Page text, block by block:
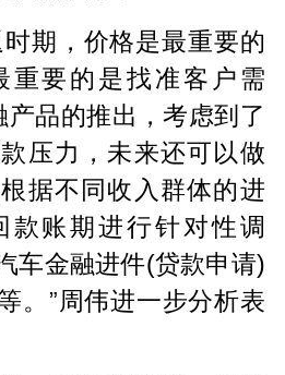
期，价格是最重要的
重要的是找准客户需
品的推出，考虑到了
压力，未来还可以做
据不同收入群体的进
款账期进行针对性调
车金融进件(贷款申请)
。”周伟进一步分析表